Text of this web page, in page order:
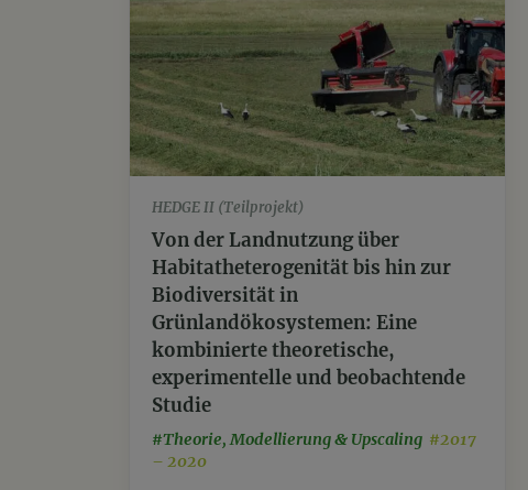
HEDGE II (Teilprojekt)
Von der Landnutzung über
Habitatheterogenität bis hin zur
Biodiversität in
Grünlandökosystemen: Eine
kombinierte theoretische,
experimentelle und beobachtende
Studie
#Theorie, Modellierung & Upscaling #2017
– 2020